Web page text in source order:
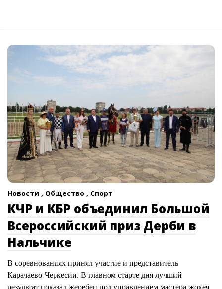
Новости , Общество , Спорт
КЧР и КБР объединил Большой
Всероссийский приз Дерби в
Нальчике
В соревнованиях принял участие и представитель
Карачаево-Черкесии. В главном старте дня лучший
результат показал жеребец под управлением мастера-жокея